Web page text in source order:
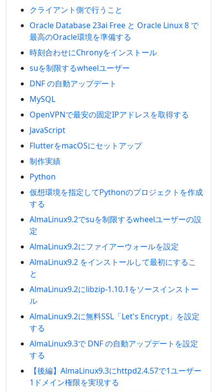
クライアント側で行うこと
Oracle Database 23ai Free と Oracle Linux 8 で
最高のOracle環境を準備する
時刻合わせにChronyをインストール
suを制限するwheelユーザー
DNF の自動アップデート
MySQL
OpenVPNで最安の固定IPアドレスを取得する
JavaScript
FlutterをmacOSにセットアップ
制作実績
Python
仮想環境を指定してPythonのプロジェクトを作成
する
AlmaLinux9.2でsuを制限するwheelユーザーの設
定
AlmaLinux9.2にファイアーウォールを設定
AlmaLinux9.2 をインストールして最初にするこ
と
AlmaLinux9.2にlibzip-1.10.1をソースインストー
ル
AlmaLinux9.2に無料SSL「Let's Encrypt」を設定
する
AlmaLinux9.3で DNF の自動アップデートを設定
する
【後編】AlmaLinux9.3にhttpd2.4.57で1ユーザー
1ドメイン権限を実現する